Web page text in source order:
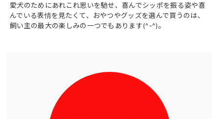
愛犬のためにあれこれ思いを馳せ、喜んでシッポを振る姿や喜
んでいる表情を見たくて、おやつやグッズを選んで買うのは、
飼い主の最大の楽しみの一つでもあります(^-^)。